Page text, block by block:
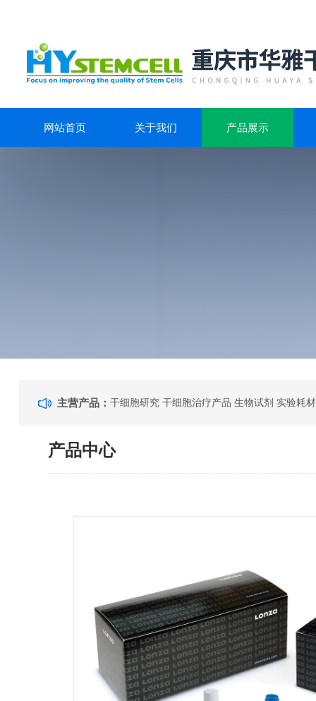
网站首页 关于我们 产品展示
主营产品：干细胞研究 干细胞治疗产品 生物试剂 实验耗
产品中心